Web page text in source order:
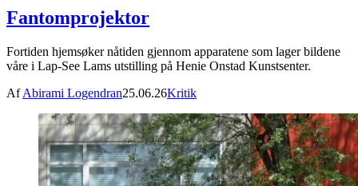
Fantomprojektor
Fortiden hjemsøker nåtiden gjennom apparatene som lager bildene
våre i Lap-See Lams utstilling på Henie Onstad Kunstsenter.
AfAbirami Logendran25.06.26Kritik